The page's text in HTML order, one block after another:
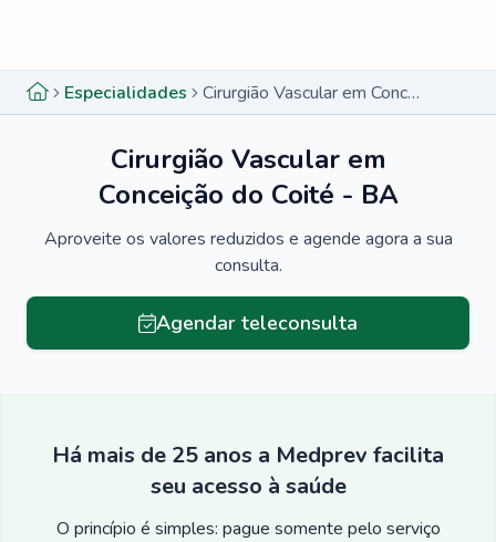
Especialidades Cirurgião Vascular em Conceição do Coité - BA
Cirurgião Vascular em
Conceição do Coité - BA
Aproveite os valores reduzidos e agende agora a sua
consulta.
Agendar teleconsulta
Há mais de 25 anos a Medprev facilita
seu acesso à saúde
O princípio é simples: pague somente pelo serviço